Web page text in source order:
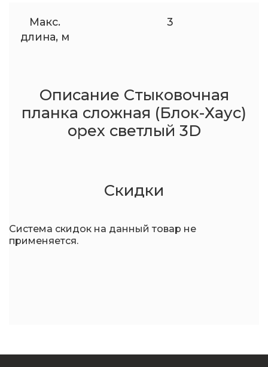
Макс.
длина, м
3
Описание Стыковочная
планка сложная (Блок-Хаус)
орех светлый 3D
Скидки
Система скидок на данный товар не
применяется.